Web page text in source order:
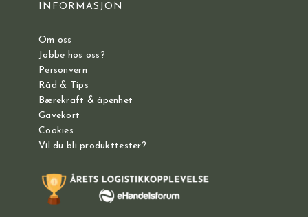
INFORMASJON
Om oss
Jobbe hos oss?
Personvern
Råd & Tips
Bærekraft & åpenhet
Gavekort
Cookies
Vil du bli produkttester?